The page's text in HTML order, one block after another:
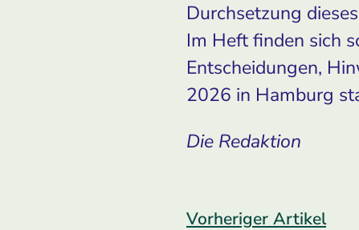
Durchsetzung
Im Heft finden sich
Entscheidungen,
2026 in Hamburg
Die Redaktion
Vorheriger Artikel